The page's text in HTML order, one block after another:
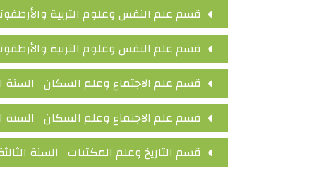
قسم علم النفس وعلوم التربية
قسم علم النفس وعلوم التربية
قسم علم الاجتماع وعلم السكان | السنة
قسم علم الاجتماع وعلم السكان |
قسم التاريخ وعلم المكتبات | السنة